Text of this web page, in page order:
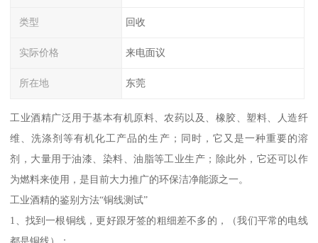
类型 回收
实际价格 来电面议
所在地 东莞
工业酒精广泛用于基本有机原料、农药以及、橡胶、塑料、人造纤
维、洗涤剂等有机化工产品的生产；同时，它又是一种重要的溶
剂，大量用于油漆、染料、油脂等工业生产；除此外，它还可以作
为燃料来使用，是目前大力推广的环保洁净能源之一。
工业酒精的鉴别方法“铜线测试”
1、找到一根铜线，更好跟牙签的粗细差不多的，（我们平常的电线
都是铜线）；